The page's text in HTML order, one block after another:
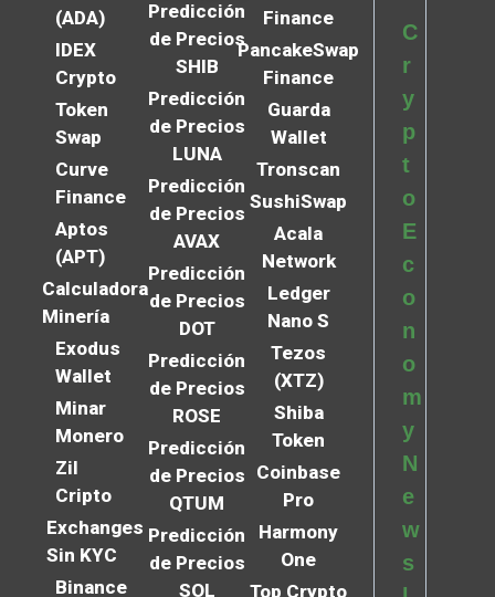
(ADA)
IDEX
Crypto
Token
Swap
Curve
Finance
Aptos
(APT)
Calculadora
Minería
Exodus
Wallet
Minar
Monero
Zil
Cripto
Exchanges
Sin KYC
Binance
Predicción
de Precios
SHIB
Predicción
de Precios
LUNA
Predicción
de Precios
AVAX
Predicción
de Precios
DOT
Predicción
de Precios
ROSE
Predicción
de Precios
QTUM
Predicción
de Precios
SOL
Finance
PancakeSwap
Finance
Guarda
Wallet
Tronscan
SushiSwap
Acala
Network
Ledger
Nano S
Tezos
(XTZ)
Shiba
Token
Coinbase
Pro
Harmony
One
Top Crypto
C
r
y
p
t
o
E
c
o
n
o
m
y
N
e
w
s